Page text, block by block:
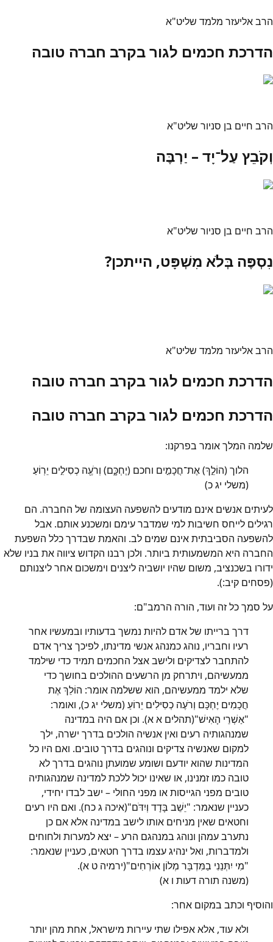
הרב אליעזר מלמד שליט"א
הדרכת חכמים לגור בקרב חברה טובה
הרב חיים בן סניור שליט"א
וְקֹבֵץ עַל־יָד – יַרְבֶּה
הרב חיים בן סניור שליט"א
נִסְפֶּה בְּלֹא מִשְׁפָּט, הייתכן?
הרב אליעזר מלמד שליט"א
הדרכת חכמים לגור בקרב חברה טובה
הדרכת חכמים לגור בקרב חברה טובה
שלמה המלך אומר בפרקנו:
הלוך (הוֹלֵ֣ךְ) אֶת־חֲכָמִ֣ים וחכם (יֶחְכָּ֑ם) וְרֹעֶ֖ה כְסִילִ֣ים יֵרֽוֹעַ׃
(משלי יג כ)
לעיתים אנשים אינם מודעים להשפעה העצומה של החברה. הם
רגילים לייחס חשיבות למי שמדבר עימם ומשכנע אותם. אבל
להשפעה הסביבתית אינם שמים לב. והאמת שבדרך כלל השפעת
החברה היא המשמעותית ביותר. ולכן רבנו הקדוש ציווה את בניו שלא
ידורו בשכנציב, משום שהיו יושביה ליצנים וימשכום אחר ליצנותם
(פסחים קיב:).
על סמך כל זה ועוד, הורה הרמב"ם:
דרך ברייתו של אדם להיות נמשך בדעותיו ובמעשיו אחר
רעיו וחבריו, נוהג כמנהג אנשי מדינתו, לפיכך צריך אדם
להתחבר לצדיקים ולישב אצל החכמים תמיד כדי שילמד
ממעשיהם, ויתרחק מן הרשעים ההולכים בחושך כדי
שלא ילמד ממעשיהם, הוא ששלמה אומר: הוֹלֵךְ אֶת
חֲכָמִים יֶחְכָּם וְרֹעֶה כְסִילִים יֵרוֹעַ (משלי יג כ), ואומר:
"אַשְׁרֵי הָאִישׁ"(תהלים א א). וכן אם היה במדינה
שמנהגותיה רעים ואין אנשיה הולכים בדרך ישרה, ילך
למקום שאנשיה צדיקים ונוהגים בדרך טובים. ואם היו כל
המדינות שהוא יודעם ושומע שמועתן נוהגים בדרך לא
טובה כמו זמנינו, או שאינו יכול ללכת למדינה שמנהגותיה
טובים מפני הגייסות או מפני החולי – ישב לבדו יחידי,
כעניין שנאמר: "יֵשֵׁב בָּדָד וְיִדֹּם"(איכה ג כח). ואם היו רעים
וחטאים שאין מניחים אותו לישב במדינה אלא אם כן
נתערב עמהן ונוהג במנהגם הרע – יצא למערות ולחוחים
ולמדברות, ואל ינהיג עצמו בדרך חטאים, כעניין שנאמר:
"מִי יִתְּנֵנִי בַמִּדְבָּר מְלוֹן אוֹרְחִים"(ירמיה ט א).
(משנה תורה דעות ו א)
והוסיף וכתב במקום אחר:
ולא עוד, אלא אפילו שתי עיירות מישראל, אחת מהן יותר